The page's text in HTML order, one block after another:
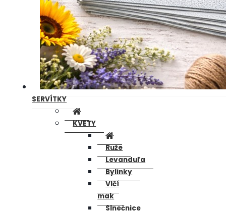
SERVÍTKY
KVETY
Ruže
Levanduľa
Bylinky
Vlčí
mak
Slnečnice